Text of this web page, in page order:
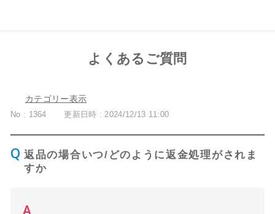
よくあるご質問
カテゴリー表示
No : 1364 更新日時 : 2024/12/13 11:00
返品の場合いつ/どのように返金処理がされま
すか